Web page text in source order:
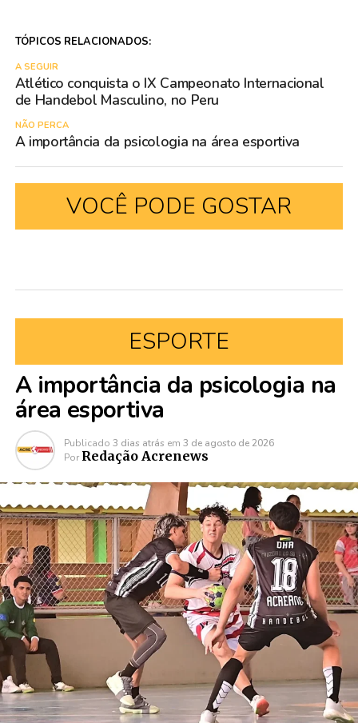
TÓPICOS RELACIONADOS:
A SEGUIR
Atlético conquista o IX Campeonato Internacional
de Handebol Masculino, no Peru
NÃO PERCA
A importância da psicologia na área esportiva
VOCÊ PODE GOSTAR
ESPORTE
A importância da psicologia na
área esportiva
Publicado 3 dias atrás em 3 de agosto de 2026
Por Redação Acrenews